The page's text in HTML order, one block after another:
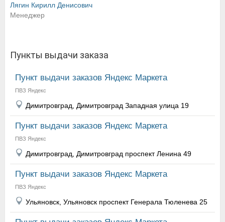
Лягин Кирилл Денисович
Менеджер
Пункты выдачи заказа
Пункт выдачи заказов Яндекс Маркета
ПВЗ Яндекс
Димитровград, Димитровград Западная улица 19
Пункт выдачи заказов Яндекс Маркета
ПВЗ Яндекс
Димитровград, Димитровград проспект Ленина 49
Пункт выдачи заказов Яндекс Маркета
ПВЗ Яндекс
Ульяновск, Ульяновск проспект Генерала Тюленева 25